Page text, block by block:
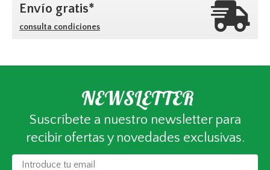
Envío gratis*
consulta condiciones
NEWSLETTER
Suscríbete a nuestro newsletter para
recibir ofertas y novedades exclusivas.